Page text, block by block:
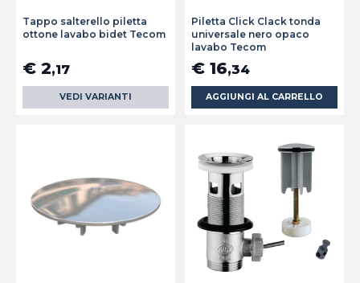
Tappo salterello piletta
ottone lavabo bidet Tecom
€ 2,17
VEDI VARIANTI
Piletta Click Clack tonda
universale nero opaco
lavabo Tecom
€ 16,34
AGGIUNGI AL CARRELLO